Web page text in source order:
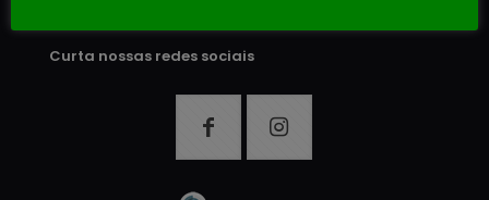
Curta nossas redes sociais